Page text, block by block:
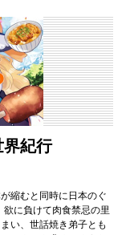
界紀行
縮むと同時に日本のぐ
に負けて肉食禁忌の里
い、世話焼き弟子とも